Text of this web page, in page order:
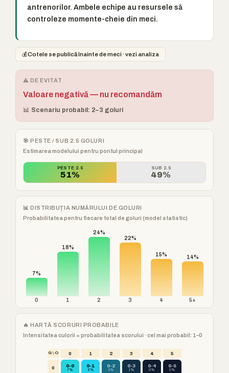
antrenorilor. Ambele echipe au resursele să
controleze momente-cheie din meci.
💰Cotele se publică înainte de meci · vezi analiza
⚠️ DE EVITAT
Valoare negativă — nu recomandăm
📊 Scenariu probabil: 2–3 goluri
🎯 PESTE / SUB 2.5 GOLURI
Estimarea modelului pentru pontul principal
PESTE 2.5
51%
SUB 2.5
49%
📊 DISTRIBUȚIA NUMĂRULUI DE GOLURI
Probabilitatea pentru fiecare total de goluri (model statistic)
7%
0
18%
1
24%
2
22%
3
15%
4
14%
5+
🔥 HARTĂ SCORURI PROBABILE
Intensitatea culorii = probabilitatea scorului · cel mai probabil: 1–0
G \ O 0 1 2 3 4 5
0 0-0
7%
0-1
6%
0-2
3%
0-3
1%
0-4
0%
0-5
0%